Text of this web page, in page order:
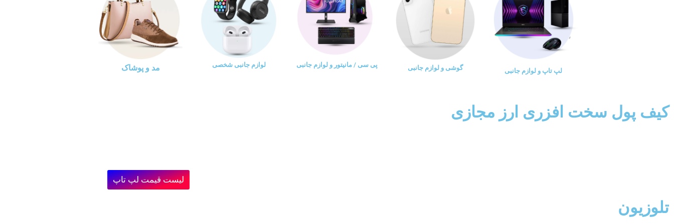
لپ تاپ و لوازم جانبی گوشی و لوازم جانبی پی سی / مانیتور و لوازم جانبی لوازم جانبی شخصی مد و پوشاک
کیف پول سخت افزری ارز مجازی
لیست قیمت لپ تاپ
تلوزیون